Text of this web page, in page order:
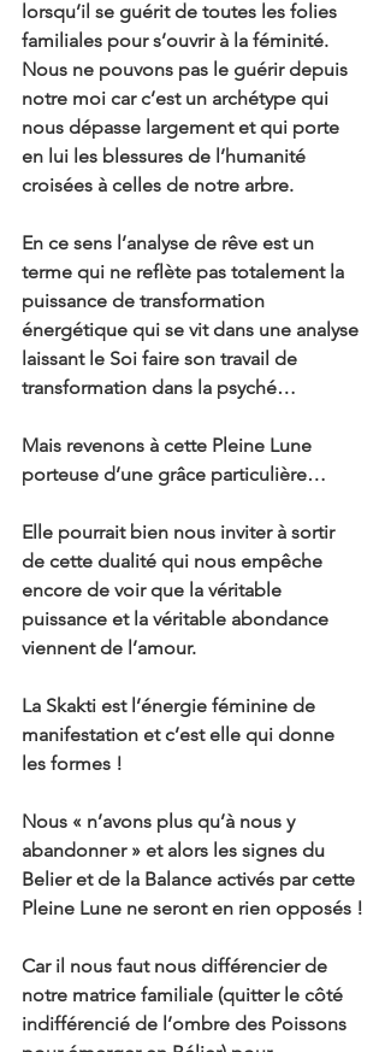
lorsqu’il se guérit de toutes les folies
familiales pour s’ouvrir à la féminité.
Nous ne pouvons pas le guérir depuis
notre moi car c’est un archétype qui
nous dépasse largement et qui porte
en lui les blessures de l’humanité
croisées à celles de notre arbre.
En ce sens l’analyse de rêve est un
terme qui ne reflète pas totalement la
puissance de transformation
énergétique qui se vit dans une analyse
laissant le Soi faire son travail de
transformation dans la psyché…
Mais revenons à cette Pleine Lune
porteuse d’une grâce particulière…
Elle pourrait bien nous inviter à sortir
de cette dualité qui nous empêche
encore de voir que la véritable
puissance et la véritable abondance
viennent de l’amour.
La Skakti est l’énergie féminine de
manifestation et c’est elle qui donne
les formes !
Nous « n’avons plus qu’à nous y
abandonner » et alors les signes du
Belier et de la Balance activés par cette
Pleine Lune ne seront en rien opposés !
Car il nous faut nous différencier de
notre matrice familiale (quitter le côté
indifférencié de l’ombre des Poissons